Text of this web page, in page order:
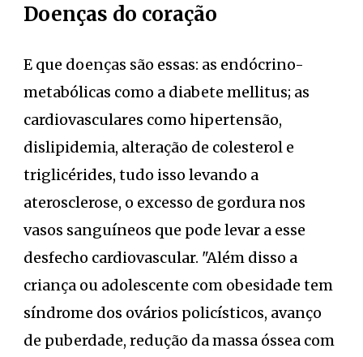
Doenças do coração
E que doenças são essas: as endócrino-
metabólicas como a diabete mellitus; as
cardiovasculares como hipertensão,
dislipidemia, alteração de colesterol e
triglicérides, tudo isso levando a
aterosclerose, o excesso de gordura nos
vasos sanguíneos que pode levar a esse
desfecho cardiovascular. "Além disso a
criança ou adolescente com obesidade tem
síndrome dos ovários policísticos, avanço
de puberdade, redução da massa óssea com